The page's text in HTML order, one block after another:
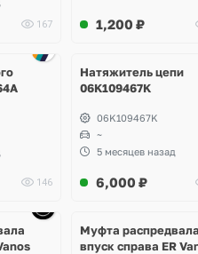
167 1,200 ₽
146
Натяжитель цепи
06K109467K
06K109467K
~
5 месяцев назад
6,000 ₽
Муфта распредвала
впуск справа ER